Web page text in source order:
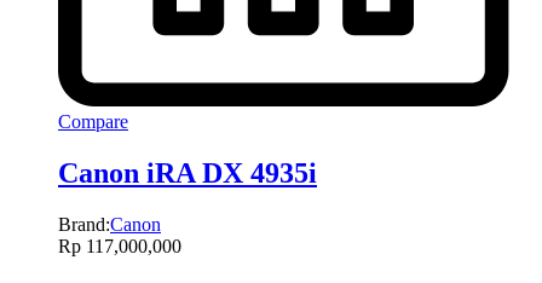
Compare
Canon iRA DX 4935i
Brand:Canon
Rp 117,000,000